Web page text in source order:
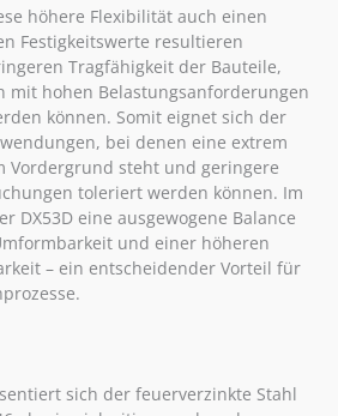
höhere Flexibilität auch einen
Festigkeitswerte resultieren
Tragfähigkeit der Bauteile,
mit hohen Belastungsanforderungen
können. Somit eignet sich der
bei denen eine extrem
Vordergrund steht und geringere
toleriert werden können. Im
DX53D eine ausgewogene Balance
und einer höheren
– ein entscheidender Vorteil für
sich der feuerverzinkte Stahl